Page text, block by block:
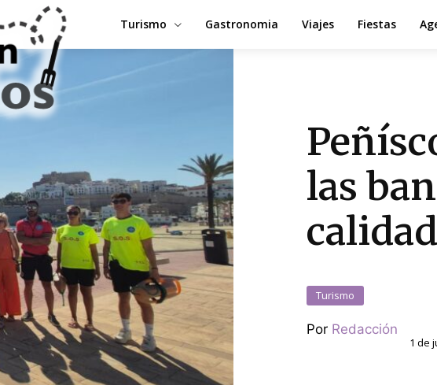
Turismo Gastronomia Viajes Fiestas
las
Turismo
Por Redacción
1 de